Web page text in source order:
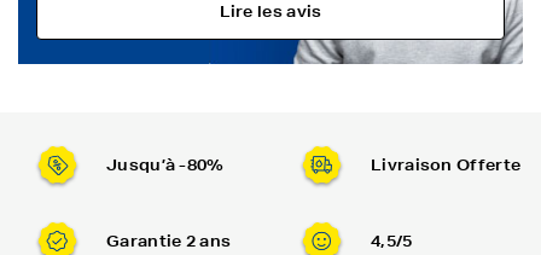
Lire les avis
Jusqu’à -80% Livraison Offerte
Garantie 2 ans 4,5/5